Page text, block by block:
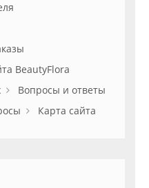
BeautyFlora
Вопросы и ответы
Карта сайта